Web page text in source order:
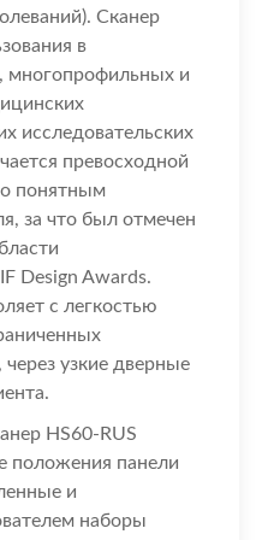
Сканер
в
многопрофильных и
исследовательских
превосходной
понятным
за что был отмечен
Design Awards.
с легкостью
узкие дверные
HS60-RUS
положения панели
и
наборы